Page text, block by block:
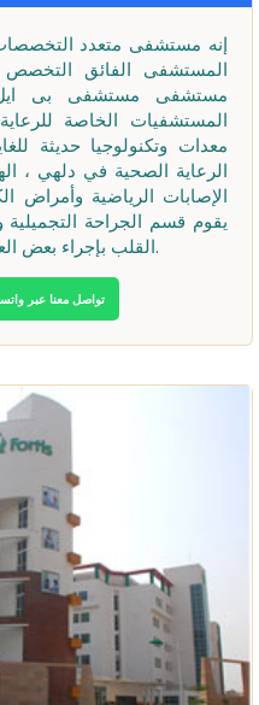
مستشفى مستشفى بی
المستشفيات الخاصة
معدات وتكنولوجيا حديثة
الرعاية الصحية في دلهي ،
الإصابات الرياضية وأمراض
يقوم قسم الجراحة التجميلية
القلب بإجراء بعض العمليات الجراحية والتدخلات النادرة.
تواصل معنا عبر